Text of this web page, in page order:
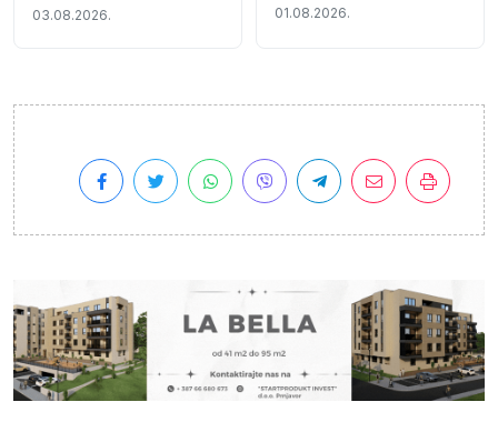
03.08.2026. 01.08.2026.